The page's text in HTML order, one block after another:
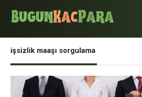
işsizlik maaşı sorgulama